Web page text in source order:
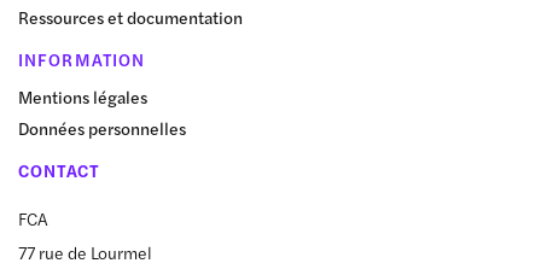
Ressources et documentation
INFORMATION
Mentions légales
Données personnelles
CONTACT
FCA
77 rue de Lourmel